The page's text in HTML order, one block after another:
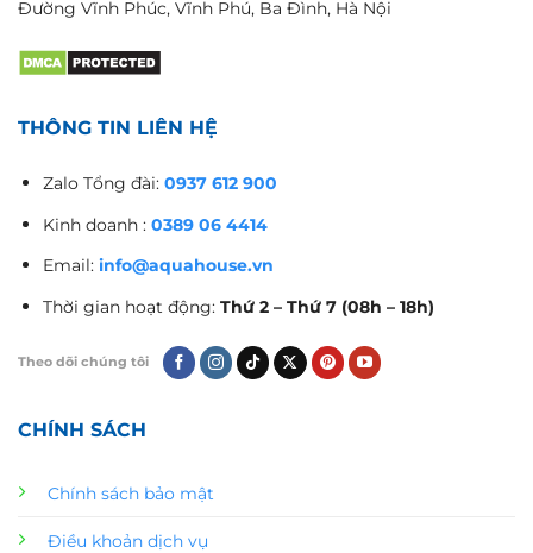
Đường Vĩnh Phúc, Vĩnh Phú, Ba Đình, Hà Nội
THÔNG TIN LIÊN HỆ
Zalo Tổng đài: 0937 612 900
Kinh doanh : 0389 06 4414
Email: info@aquahouse.vn
Thời gian hoạt động: Thứ 2 – Thứ 7 (08h – 18h)
Theo dõi chúng tôi
CHÍNH SÁCH
Chính sách bảo mật
Điều khoản dịch vụ